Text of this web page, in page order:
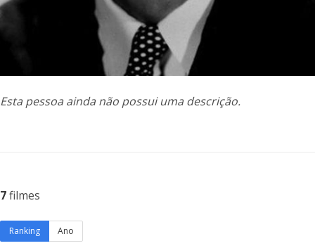
Esta pessoa ainda não possui uma descrição.
7filmes
Ranking Ano